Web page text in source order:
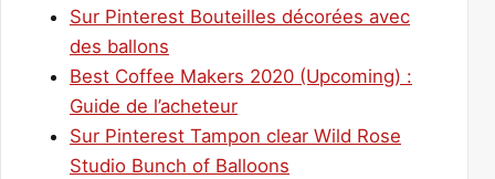
Sur Pinterest Bouteilles décorées avec
des ballons
Best Coffee Makers 2020 (Upcoming) :
Guide de l’acheteur
Sur Pinterest Tampon clear Wild Rose
Studio Bunch of Balloons